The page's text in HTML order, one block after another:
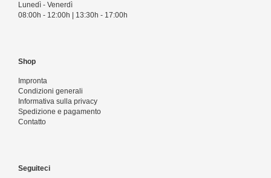
Lunedì - Venerdì
08:00h - 12:00h | 13:30h - 17:00h
Shop
Impronta
Condizioni generali
Informativa sulla privacy
Spedizione e pagamento
Contatto
Seguiteci